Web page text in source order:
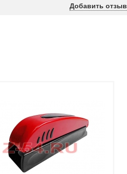
Добавить отзыв